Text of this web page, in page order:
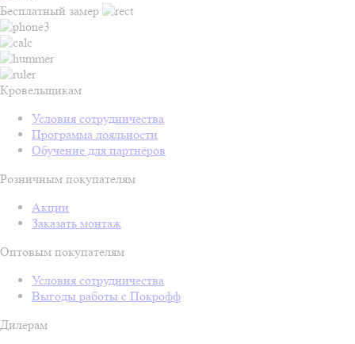
Бесплатный замер
Кровельщикам
Условия сотрудничества
Программа лояльности
Обучение для партнёров
Розничным покупателям
Акции
Заказать монтаж
Оптовым покупателям
Условия сотрудничества
Выгоды работы с Покрофф
Дилерам